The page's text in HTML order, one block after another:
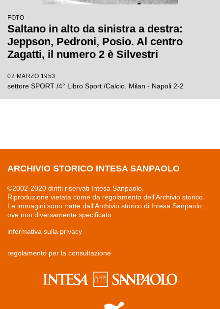
FOTO
Saltano in alto da sinistra a destra:
Jeppson, Pedroni, Posio. Al centro
Zagatti, il numero 2 è Silvestri
02 MARZO 1953
settore SPORT /4° Libro Sport /Calcio. Milan - Napoli 2-2
ARCHIVIO STORICO INTESA SANPAOLO
©2002-2020 diritti riservati Intesa Sanpaolo.
Riproduzione vietata come da regolamento dell'Archivio storico.
Le immagini sono tratte dall'Archivio storico di Intesa Sanpaolo,
ove non diversamente specificato
informativa sulla privacy
regolamento per la consultazione